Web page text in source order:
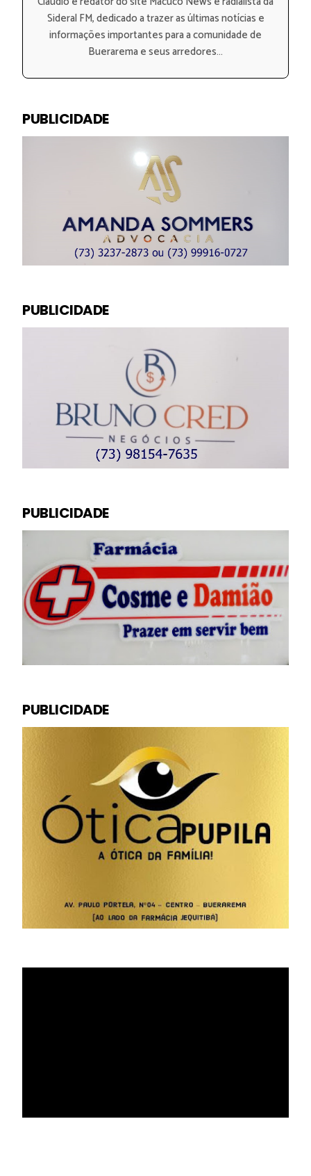
Sideral FM, dedicado a trazer as últimas notícias e
informações importantes para a comunidade de
Buerarema e seus arredores...
PUBLICIDADE
PUBLICIDADE
PUBLICIDADE
PUBLICIDADE